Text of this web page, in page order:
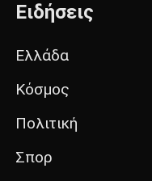
Ειδήσεις
Ελλάδα
Κόσμος
Πολιτική
Σπορ